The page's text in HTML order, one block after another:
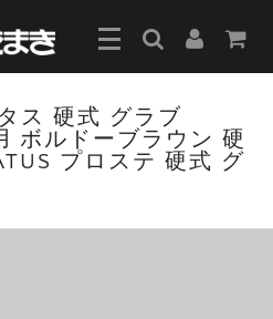
ス 硬式 グラブ
ボルドーブラウン 硬
プロステ 硬式 グ